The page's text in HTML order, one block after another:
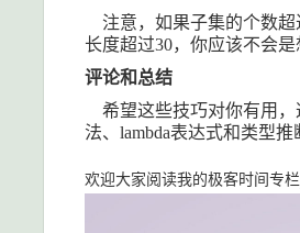
注意，如果子集的个数超
长度超过30，你应该不会
评论和总结
希望这些技巧对你有用
法、 lambda表达式和类型推
欢迎大家阅读我的极客时间专栏